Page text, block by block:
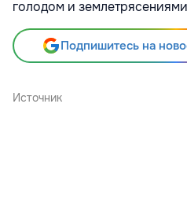
голодом и
Подпишитесь на
Источник